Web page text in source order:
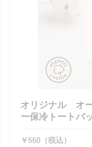
オリジナル オ
ー保冷トート
￥550（税込）